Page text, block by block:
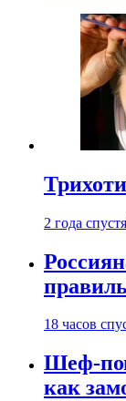
2 года спустя
18 часов
Шеф-
как